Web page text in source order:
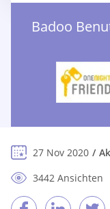
Badoo
27 Nov 2020
3442 Ansichten